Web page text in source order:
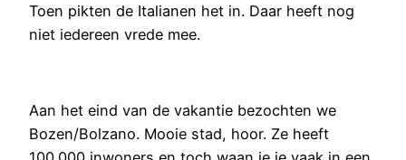
Toen pikten de Italianen het in. Daar heeft nog
niet iedereen vrede mee.
Aan het eind van de vakantie bezochten we
Bozen/Bolzano. Mooie stad, hoor. Ze heeft